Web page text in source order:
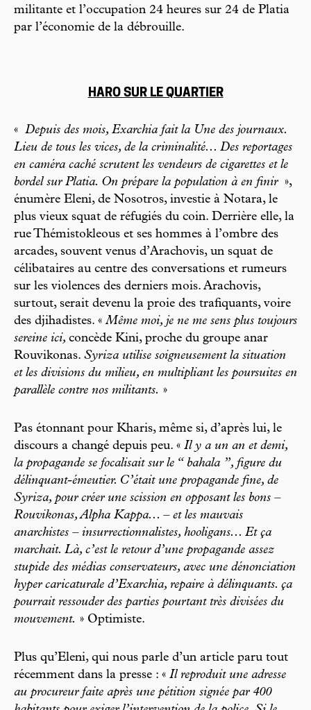
militante et l’occupation 24 heures sur 24 de Platia
par l’économie de la débrouille.
HARO SUR LE QUARTIER
« Depuis des mois, Exarchia fait la Une des journaux.
Lieu de tous les vices, de la criminalité... Des reportages
en caméra caché scrutent les vendeurs de cigarettes et le
bordel sur Platia. On prépare la population à en finir »,
énumère Eleni, de Nosotros, investie à Notara, le
plus vieux squat de réfugiés du coin. Derrière elle, la
rue Thémistokleous et ses hommes à l’ombre des
arcades, souvent venus d’Arachovis, un squat de
célibataires au centre des conversations et rumeurs
sur les violences des derniers mois. Arachovis,
surtout, serait devenu la proie des trafiquants, voire
des djihadistes. «Même moi, je ne me sens plus toujours
sereine ici, concède Kini, proche du groupe anar
Rouvikonas. Syriza utilise soigneusement la situation
et les divisions du milieu, en multipliant les poursuites en
parallèle contre nos militants. »
Pas étonnant pour Kharis, même si, d’après lui, le
discours a changé depuis peu. « Il y a un an et demi,
la propagande se focalisait sur le “ bahala ”, figure du
délinquant-émeutier. C’était une propagande fine, de
Syriza, pour créer une scission en opposant les bons –
Rouvikonas, Alpha Kappa... – et les mauvais
anarchistes – insurrectionnalistes, hooligans... Et ça
marchait. Là, c’est le retour d’une propagande assez
stupide des médias conservateurs, avec une dénonciation
hyper caricaturale d’Exarchia, repaire à délinquants. ça
pourrait ressouder des parties pourtant très divisées du
mouvement. » Optimiste.
Plus qu’Eleni, qui nous parle d’un article paru tout
récemment dans la presse : « Il reproduit une adresse
au procureur faite après une pétition signée par 400